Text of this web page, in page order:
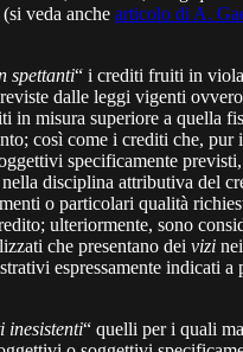
veda anche articolo di A.
spettanti“ i crediti fruiti in
dalle leggi vigenti
in misura superiore a quella
così come i crediti che, pur
specificamente
disciplina attributiva del
o particolari qualità
ulteriormente, sono
che presentano dei vizi
espressamente indicati a
inesistenti“ quelli per i quali